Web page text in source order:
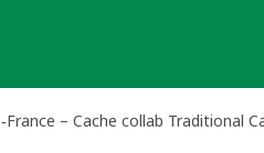
– Cache collab Traditional